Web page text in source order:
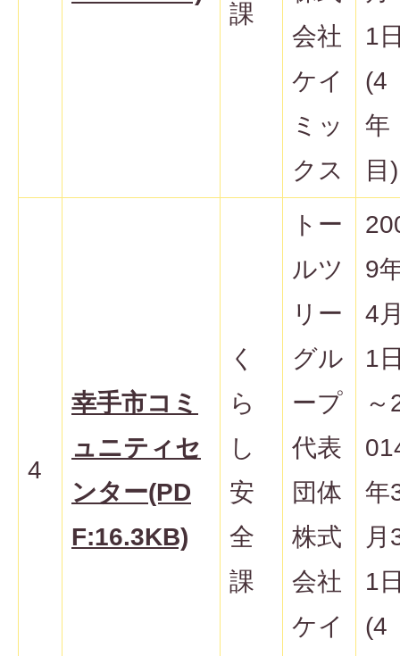
課
会社
ケイ
ミッ
クス
1
(4
年
目)
4
幸手市コミ
ュニティセ
ンター(PD
F:16.3KB)
く
ら
し
安
全
課
トー
ルツ
リー
グル
ープ
代表
団体
株式
会社
ケイ
9
4
1
～
年
月
1
(4